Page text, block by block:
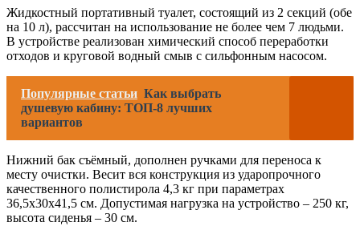
Жидкостный портативный туалет, состоящий из 2 секций (обе
на 10 л), рассчитан на использование не более чем 7 людьми.
В устройстве реализован химический способ переработки
отходов и круговой водный смыв с сильфонным насосом.
Популярные статьи Как выбрать
душевую кабину: ТОП-8 лучших
вариантов
Нижний бак съёмный, дополнен ручками для переноса к
месту очистки. Весит вся конструкция из ударопрочного
качественного полистирола 4,3 кг при параметрах
36,5x30x41,5 см. Допустимая нагрузка на устройство – 250 кг,
высота сиденья – 30 см.